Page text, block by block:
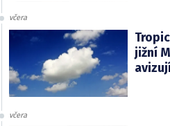
včera
jižní
včera